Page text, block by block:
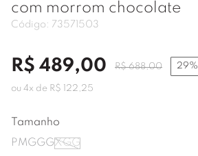
com morrom chocolate
Código: 73571503
R$ 489,00 R$ 688,00 29%
ou 4x de R$ 122 ,25
Tamanho
PMGGGXGG